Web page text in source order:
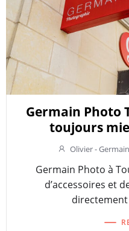
Germain Photo
toujours
Olivier -
Germain Photo à
d’accessoires et